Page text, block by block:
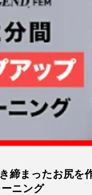
き締まったお尻を
ニング